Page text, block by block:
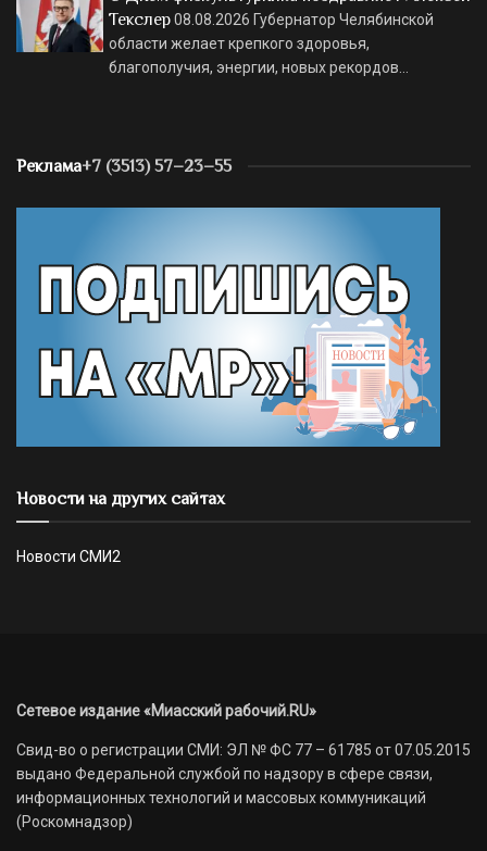
Текслер08.08.2026 Губернатор Челябинской
области желает крепкого здоровья,
благополучия, энергии, новых рекордов…
Реклама+7 (3513) 57–23–55
Новости на других сайтах
Новости СМИ2
Сетевое издание «Миасский рабочий.RU»
Свид-во о регистрации СМИ: ЭЛ № ФС 77 – 61785 от 07.05.2015
выдано Федеральной службой по надзору в сфере связи,
информационных технологий и массовых коммуникаций
(Роскомнадзор)